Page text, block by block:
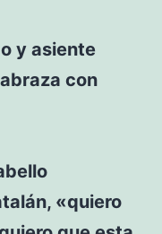
y asiente
con
«quiero